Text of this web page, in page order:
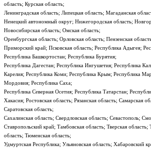
область; Курская область;
Ленинградская область; Липецкая область; Магаданская
Ненецкий автономный округ; Нижегородская область;
Новосибирская область; Омская область;
Оренбургская область; Орловская область; Пензенская
Приморский край; Псковская область; Республика Адыгея;
Республика Башкортостан; Республика Бурятия;
Республика Дагестан; Республика Ингушетия; Республика
Карелия; Республика Коми; Республика Крым; Республика
Мордовия; Республика Саха;
Республика Северная Осетия; Республика Татарстан;
Хакасия; Ростовская область; Рязанская область; Самарская
Саратовская область;
Сахалинская область; Свердловская область; Севастополь;
Ставропольский край; Тамбовская область; Тверская область;
область; Тюменская область;
Удмуртская Республика; Ульяновская область; Хабаровский